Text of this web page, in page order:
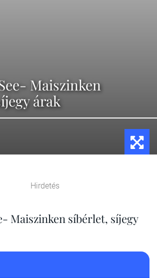
Maiszinken
árak
Hirdetés
Maiszinken síbérlet, síjegy